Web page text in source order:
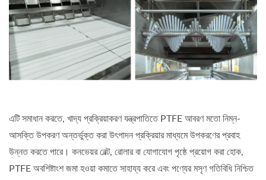
এটি সমাধান করতে, খাদ্য প্রক্রিয়াকরণ যন্ত্রপাতিতে PTFE আবরণ মতো নিম্ন-
আসক্তি উপকরণ অন্তর্ভুক্ত করা উৎপাদন প্রক্রিয়ার মাধ্যমে উপকরণের প্রবাহ
উন্নত করতে পারে। কনভেয়র বেল্ট, রোলার বা যোগাযোগ পৃষ্ঠে প্রয়োগ করা হোক,
PTFE অবশিষ্টাংশ জমা হওয়া কমাতে সাহায্য করে এবং পণ্যের মসৃণ গতিবিধি নিশ্চিত